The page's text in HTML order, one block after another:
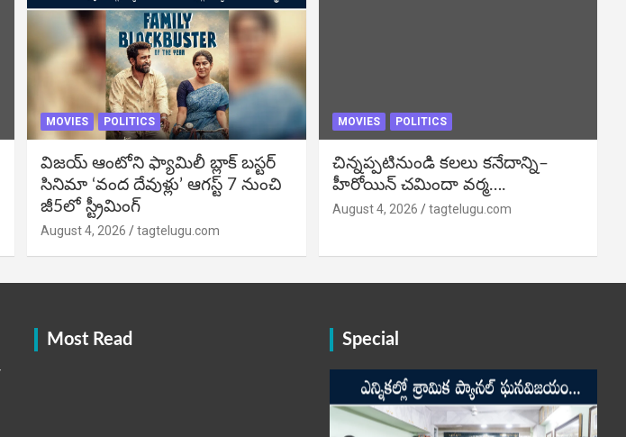
MOVIES POLITICS
విజ‌య్ ఆంటోని ఫ్యామిలీ బ్లాక్ బ‌స్ట‌ర్‌
సినిమా ‘వంద దేవుళ్లు’ ఆగస్ట్ 7 నుంచి
జీ5లో స్ట్రీమింగ్
August 4, 2026 tagtelugu.com
MOVIES POLITICS
చిన్నప్పటినుండి కలలు కనేదాన్ని–
హీరోయిన్‌ చమిందా వర్మ….
August 4, 2026 tagtelugu.com
Most Read Special